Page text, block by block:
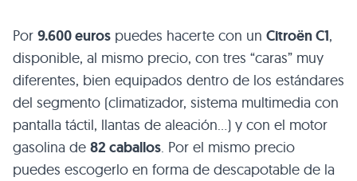
Por 9.600 euros puedes hacerte con un Citroën C1,
disponible, al mismo precio, con tres “caras” muy
diferentes, bien equipados dentro de los estándares
del segmento (climatizador, sistema multimedia con
pantalla táctil, llantas de aleación…) y con el motor
gasolina de 82 caballos. Por el mismo precio
puedes escogerlo en forma de descapotable de la